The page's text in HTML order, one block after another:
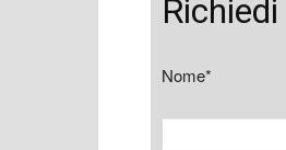
Nome*